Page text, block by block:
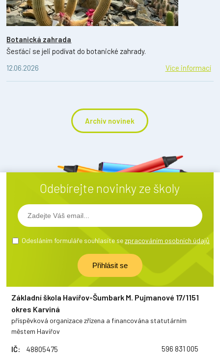
Botanická zahrada
Šesťáci se jeli podívat do botanické zahrady.
12.06.2026
Více informací
Archiv novinek
Odebírejte novinky ze školy
Odesláním formuláře souhlasíte sezpracováním osobních údajů
Základní škola Havířov-Šumbark M. Pujmanové 17/1151
okres Karviná
příspěvková organizace zřízena a financována statutárním
městem Havířov
IČ:
48805475
596 831 005